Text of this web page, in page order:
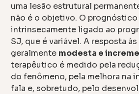
uma lesão estrutural
não é o objetivo. O
intrinsecamente ligado ao
SJ, que é variável. A resposta
geralmente modesta e
terapêutico é medido pela
do fenômeno, pela melhora na
fala e, sobretudo, pelo